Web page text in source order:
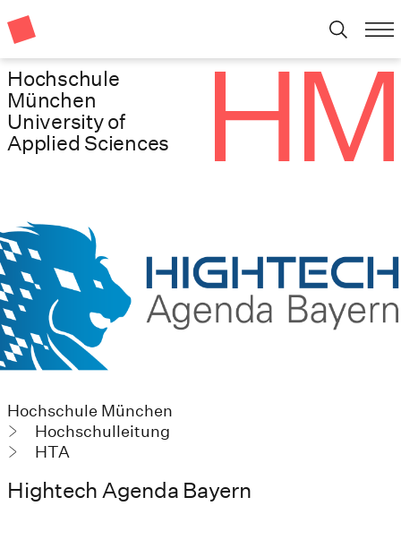
Hochschule
München
University of
Applied Sciences
Hochschule München
Hochschulleitung
HTA
Hightech Agenda Bayern